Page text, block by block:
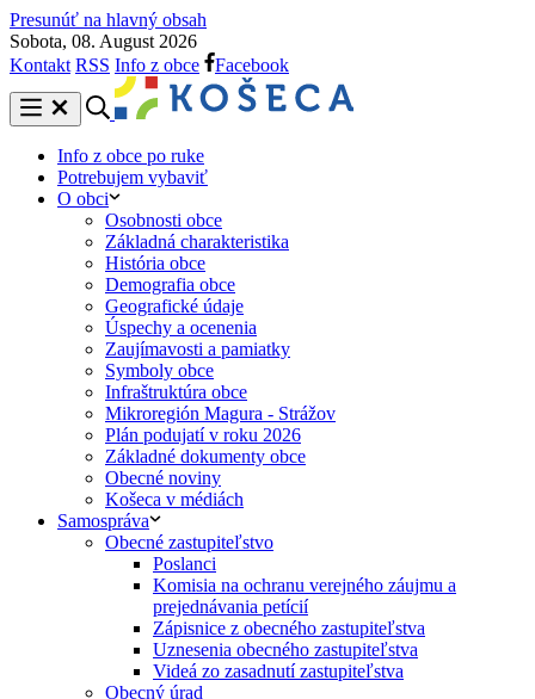
Presunúť na hlavný obsah
Sobota, 08. August 2026
Kontakt RSS Info z obce Facebook
Info z obce po ruke
Potrebujem vybaviť
O obci
Osobnosti obce
Základná charakteristika
História obce
Demografia obce
Geografické údaje
Úspechy a ocenenia
Zaujímavosti a pamiatky
Symboly obce
Infraštruktúra obce
Mikroregión Magura - Strážov
Plán podujatí v roku 2026
Základné dokumenty obce
Obecné noviny
Košeca v médiách
Samospráva
Obecné zastupiteľstvo
Poslanci
Komisia na ochranu verejného záujmu a
prejednávania petícií
Zápisnice z obecného zastupiteľstva
Uznesenia obecného zastupiteľstva
Videá zo zasadnutí zastupiteľstva
Obecný úrad